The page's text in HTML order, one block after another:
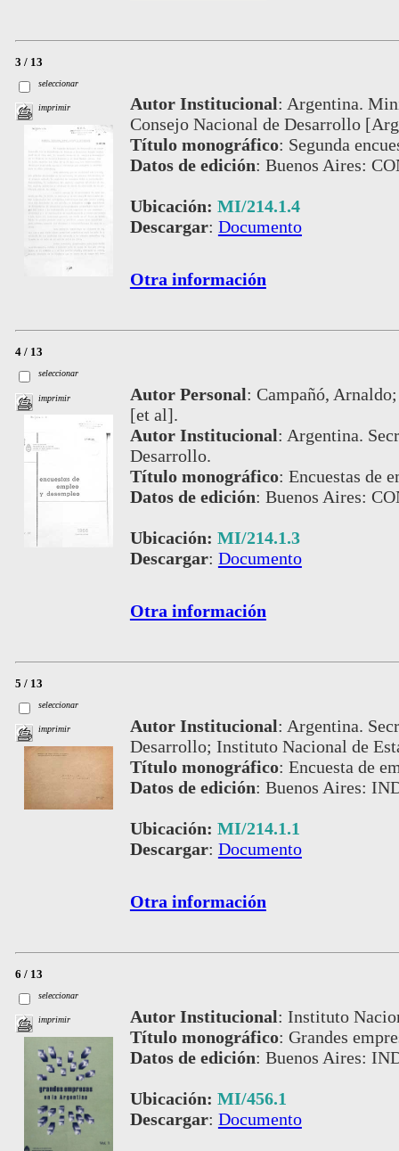
3 / 13
seleccionar
imprimir Autor Institucional: Argentina.
Consejo Nacional de Desarrollo
Título monográfico: Segunda
Datos de edición: Buenos Aires:
Ubicación: MI/214.1.4
Descargar: Documento
Otra información
4 / 13
seleccionar
imprimir Autor Personal: Campañó,
[et al].
Autor Institucional: Argentina.
Desarrollo.
Título monográfico: Encuestas de
Datos de edición: Buenos Aires:
Ubicación: MI/214.1.3
Descargar: Documento
Otra información
5 / 13
seleccionar
imprimir Autor Institucional: Argentina.
Desarrollo; Instituto Nacional de
Título monográfico: Encuesta de
Datos de edición: Buenos Aires:
Ubicación: MI/214.1.1
Descargar: Documento
Otra información
6 / 13
seleccionar
imprimir Autor Institucional: Instituto
Título monográfico: Grandes
Datos de edición: Buenos Aires:
Ubicación: MI/456.1
Descargar: Documento